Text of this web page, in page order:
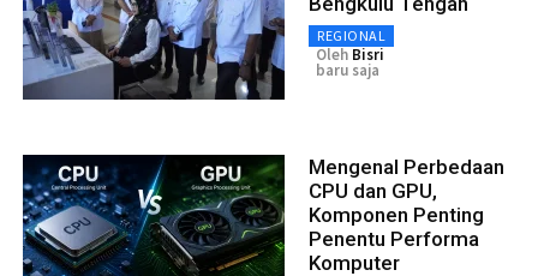
REGIONAL
Oleh Bisri
baru saja
Mengenal Perbedaan
CPU dan GPU,
Komponen Penting
Penentu Performa
Komputer